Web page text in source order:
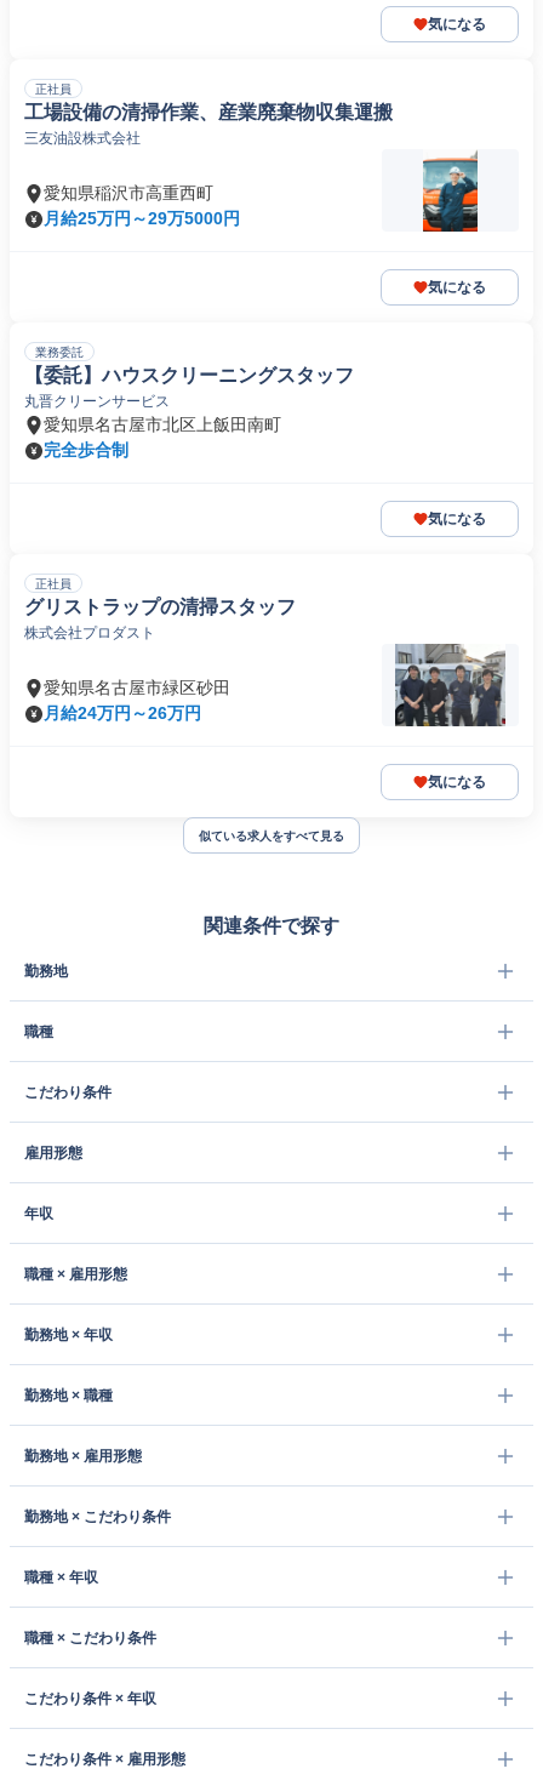
気になる
正社員
工場設備の清掃作業、産業廃棄物収集運搬
三友油設株式会社
愛知県稲沢市高重西町
月給25万円～29万5000円
気になる
業務委託
【委託】ハウスクリーニングスタッフ
丸晋クリーンサービス
愛知県名古屋市北区上飯田南町
完全歩合制
気になる
正社員
グリストラップの清掃スタッフ
株式会社プロダスト
愛知県名古屋市緑区砂田
月給24万円～26万円
気になる
似ている求人をすべて見る
関連条件で探す
勤務地
職種
こだわり条件
雇用形態
年収
職種 × 雇用形態
勤務地 × 年収
勤務地 × 職種
勤務地 × 雇用形態
勤務地 × こだわり条件
職種 × 年収
職種 × こだわり条件
こだわり条件 × 年収
こだわり条件 × 雇用形態